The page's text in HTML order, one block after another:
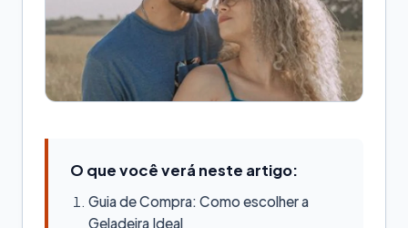
O que você verá neste artigo:
Guia de Compra: Como escolher a
Geladeira Ideal